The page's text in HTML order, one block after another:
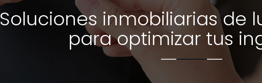
Soluciones inmobiliarias de
para optimizar tus